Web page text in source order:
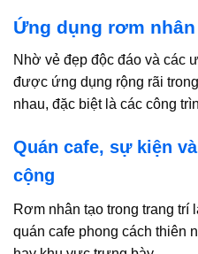
Ứng dụng rơm
Nhờ vẻ đẹp độc đáo và các
được ứng dụng rộng rãi
nhau, đặc biệt là các công
Quán cafe, sự kiện
cộng
Rơm nhân tạo trong trang
quán cafe phong cách thiên